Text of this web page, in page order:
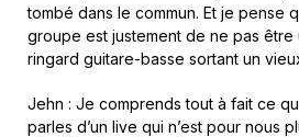
tombé dans le commun. Et je pense
groupe est justement de ne pas être
ringard guitare-basse sortant un
Jehn : Je comprends tout à fait ce
parles d’un live qui n’est pour nous